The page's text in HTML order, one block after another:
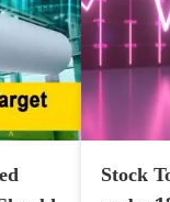
Stock